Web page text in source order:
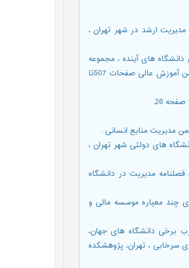
سطح مدیریت ارشد در شهر تهران ،
مدیران دانشگاهی برای دانشگاه های آینده ، مجموعه
مقالات همایش آموزش عالی و توسعه پایدار، موسسه پژوهش وبرنامه ریزی آموزش عالی و انجمن آموزش عالی صفحات 507تا
دانشگاه های دولتی شهر تهران ،
دانشگاه ، فصلنامه مدیریت در دانشگاه
گیری چند معیاره موسسه مالی و
تجارب برخی دانشگاه های جهان،
سرخابی ، تهران، پژوهشکده